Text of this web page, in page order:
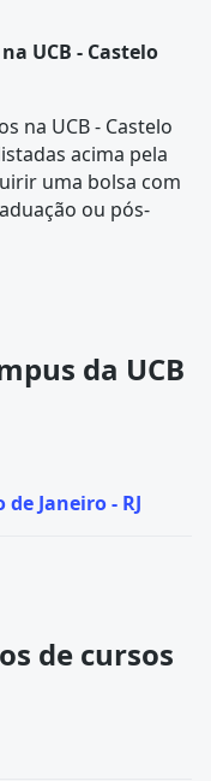
UCB - Castelo
na UCB - Castelo
acima pela
uma bolsa com
ou pós-
da UCB
Janeiro - RJ
de cursos